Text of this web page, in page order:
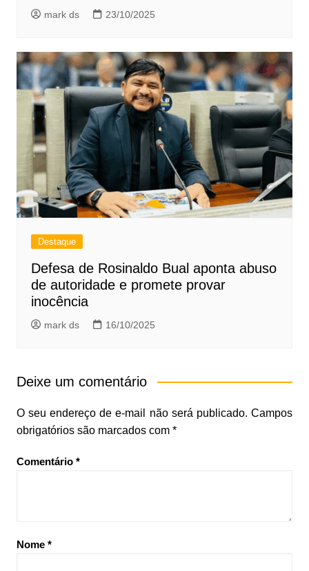
mark ds 23/10/2025
Destaque
Defesa de Rosinaldo Bual aponta abuso
de autoridade e promete provar
inocência
mark ds 16/10/2025
Deixe um comentário
O seu endereço de e-mail não será publicado. Campos
obrigatórios são marcados com *
Comentário *
Nome *